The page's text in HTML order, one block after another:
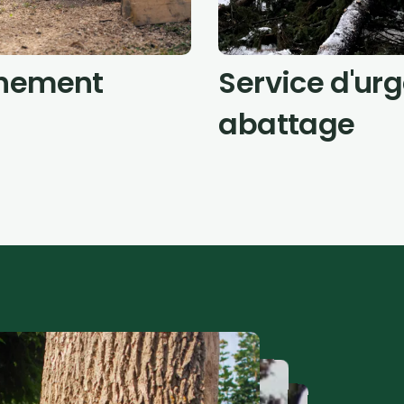
Service
abattage